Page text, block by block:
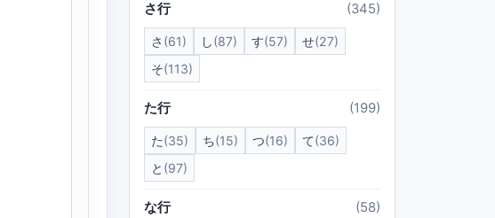
さ行 (345)
さ (61) し(87) す(57) せ(27)
そ(113)
た行 (199)
た(35) ち(15) つ(16) て(36)
と (97)
な行 (58)